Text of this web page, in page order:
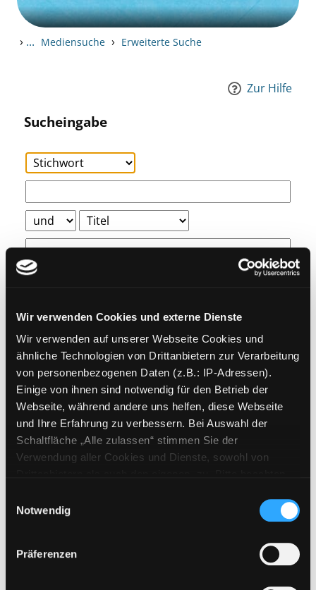
Wir verwenden Cookies und externe Dienste
Wir verwenden auf unserer Webseite Cookies und
ähnliche Technologien von Drittanbietern zur Verarbeitung
von personenbezogenen Daten (z.B.: IP-Adressen).
Einige von ihnen sind notwendig für den Betrieb der
Webseite, während andere uns helfen, diese Webseite
und Ihre Erfahrung zu verbessern. Bei Auswahl der
Schaltfläche „Alle zulassen“ stimmen Sie der
Verwendung aller Cookies und Dienste, sowohl von
Cookies von Drittanbietern, eine Verarbeitung in
unsicheren Drittländern (Länder außerhalb des EWR
ohne adäquates Datenschutzniveau) stattfinden kann. In
diesem Zusammenhang können aktuell Risiken für
Notwendig
Präferenzen
› ... Mediensuche › Erweiterte Suche
Zur Hilfe
Sucheingabe
Weitere Suchkriterien
Erwerbungen der letzten Tage
Jahr von
Medien anzeigen, die nach dem Jahr veröffentlicht
Jahr bis
Medien anzeigen, die vor dem
E-Medien
Mediengruppe